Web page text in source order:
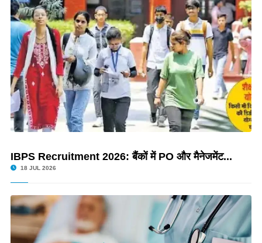
IBPS Recruitment 2026: बैंकों में PO और मैनेजमेंट...
18 JUL 2026